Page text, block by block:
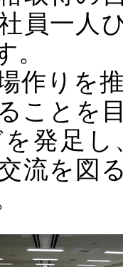
員一人
。
作りを
ことを
発足
流を図